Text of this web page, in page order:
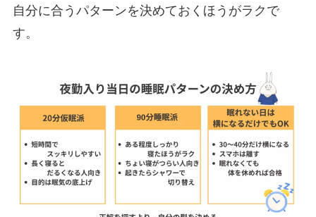
自分に合うパターンを決めておくほうがラクで
す。